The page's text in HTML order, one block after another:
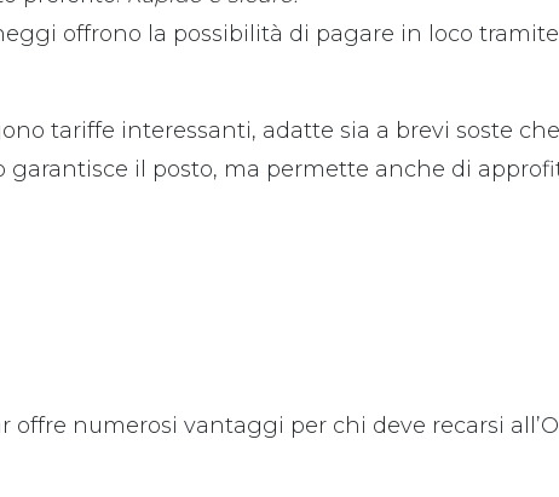
offrono la possibilità di pagare in loco
tariffe interessanti, adatte sia a brevi soste
il posto, ma permette anche di
numerosi vantaggi per chi deve recarsi